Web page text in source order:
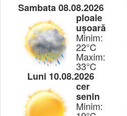
Sambata 08.08.2026
ploaie
ușoară
Minim:
22°C
Maxim:
33°C
Luni 10.08.2026
cer
senin
Minim: